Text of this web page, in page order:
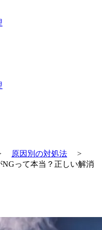
原因別の対処法 >
って本当？正しい解消